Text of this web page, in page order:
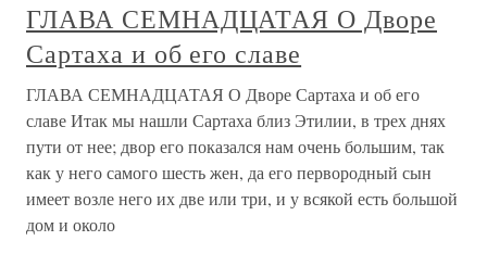
ГЛАВА СЕМНАДЦАТАЯ О Дворе
Сартаха и об его славе
ГЛАВА СЕМНАДЦАТАЯ О Дворе Сартаха и об его
славе Итак мы нашли Сартаха близ Этилии, в трех днях
пути от нее; двор его показался нам очень большим, так
как у него самого шесть жен, да его первородный сын
имеет возле него их две или три, и у всякой есть большой
дом и около